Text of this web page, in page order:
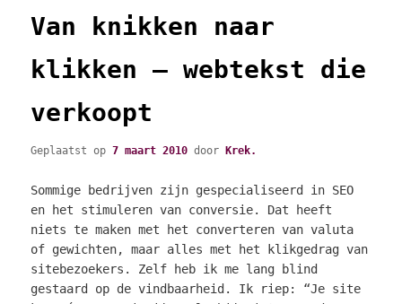
Van knikken naar
klikken – webtekst die
verkoopt
Geplaatst op7 maart 2010 doorKrek.
Sommige bedrijven zijn gespecialiseerd in SEO
en het stimuleren van conversie. Dat heeft
niets te maken met het converteren van valuta
of gewichten, maar alles met het klikgedrag van
sitebezoekers. Zelf heb ik me lang blind
gestaard op de vindbaarheid. Ik riep: “Je site